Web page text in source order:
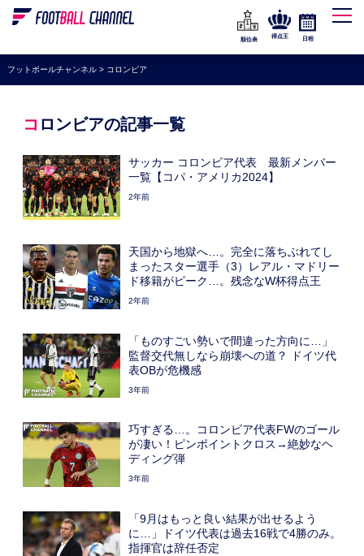
WEリーグ
海外サッカー
プレミアリーグ
ラ・リーガ
ブンデスリーガ
UEFA
高校サッカー
動画
順位表
得点王 日程
フットボールチャンネル> コロンビア
コロンビアの記事一覧
サッカー コロンビア代表 最新メンバー
一覧【コパ・アメリカ2024】
2年前
天国から地獄へ…。完全に落ちぶれてし
まったスター選手（3）レアル・マドリー
ド移籍がピーク…。残念なW杯得点王
2年前
「ものすごい勢いで間違った方向に…」
監督交代無しなら崩壊への道？ ドイツ代
表OBが危機感
3年前
巧すぎる…。コロンビア代表FWのゴール
が凄い！ピンポイントクロス→絶妙なヘ
ディング弾
3年前
「9月はもっと良い結果が出せるよう
に…」ドイツ代表は過去16戦で4勝のみ。
指揮官は辞任否定